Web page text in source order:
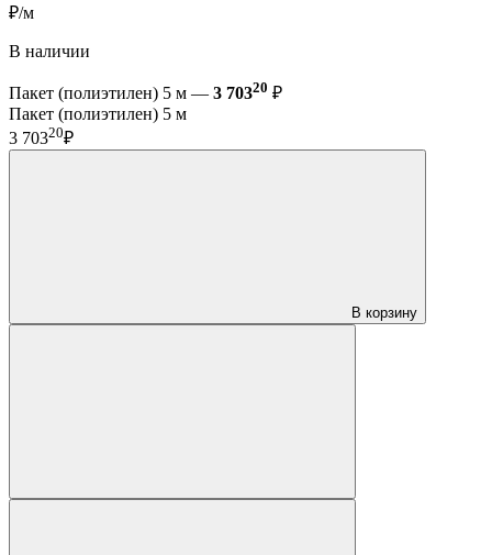
₽/м
В наличии
Пакет (полиэтилен) 5 м — 3 70320 ₽
Пакет (полиэтилен) 5 м
3 70320₽
В корзину